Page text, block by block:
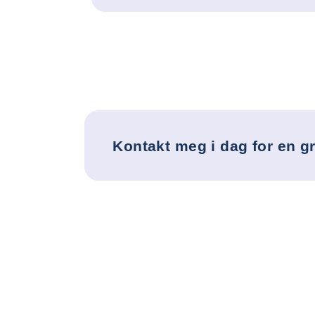
Kontakt meg i dag for en